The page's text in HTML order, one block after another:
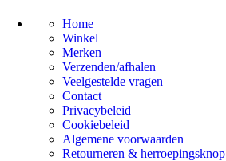
Home
Winkel
Merken
Verzenden/afhalen
Veelgestelde vragen
Contact
Privacybeleid
Cookiebeleid
Algemene voorwaarden
Retourneren & herroepingsknop